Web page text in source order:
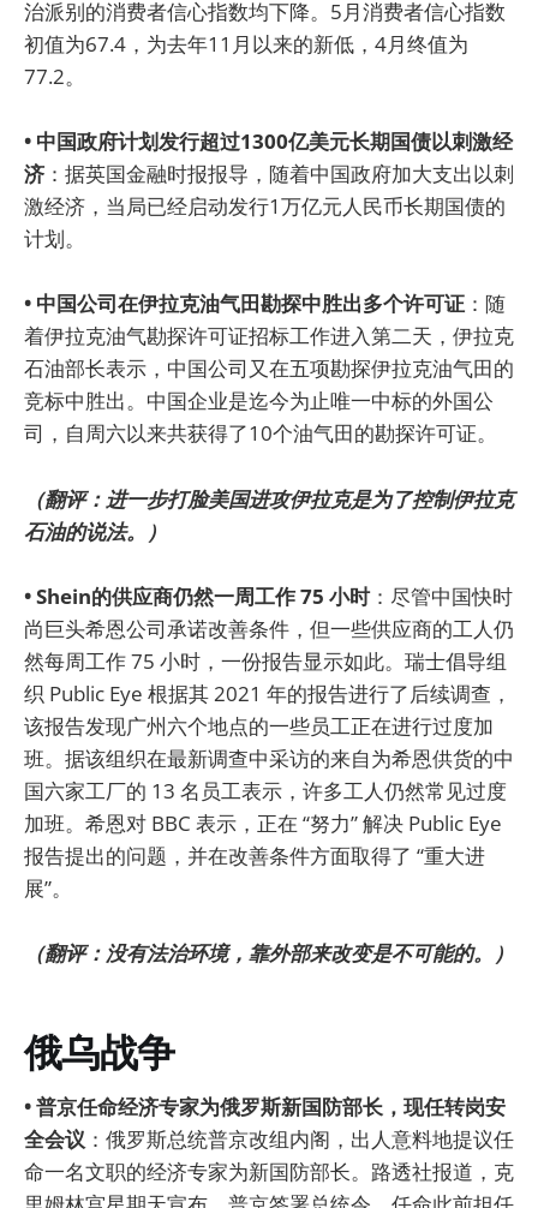
治派别的消费者信心指数均下降。5月消费者信心指数
初值为67.4，为去年11月以来的新低，4月终值为
77.2。
• 中国政府计划发行超过1300亿美元长期国债以刺激经
济 ：据英国金融时报报导，随着中国政府加大支出以刺
激经济，当局已经启动发行1万亿元人民币长期国债的
计划。
• 中国公司在伊拉克油气田勘探中胜出多个许可证 ：随
着伊拉克油气勘探许可证招标工作进入第二天，伊拉克
石油部长表示，中国公司又在五项勘探伊拉克油气田的
竞标中胜出。中国企业是迄今为止唯一中标的外国公
司，自周六以来共获得了10个油气田的勘探许可证。
（翻评：进一步打脸美国进攻伊拉克是为了控制伊拉克
石油的说法。）
• Shein的供应商仍然一周工作 75 小时：尽管中国快时
尚巨头希恩公司承诺改善条件，但一些供应商的工人仍
然每周工作 75 小时，一份报告显示如此。瑞士倡导组
织 Public Eye 根据其 2021 年的报告进行了后续调查，
该报告发现广州六个地点的一些员工正在进行过度加
班。据该组织在最新调查中采访的来自为希恩供货的中
国六家工厂的 13 名员工表示，许多工人仍然常见过度
加班。希恩对 BBC 表示，正在 “努力” 解决 Public Eye
报告提出的问题，并在改善条件方面取得了 “重大进
展”。
（翻评：没有法治环境，靠外部来改变是不可能的。）
俄乌战争
• 普京任命经济专家为俄罗斯新国防部长，现任转岗安
全会议 ：俄罗斯总统普京改组内阁，出人意料地提议任
命一名文职的经济专家为新国防部长。路透社报道，克